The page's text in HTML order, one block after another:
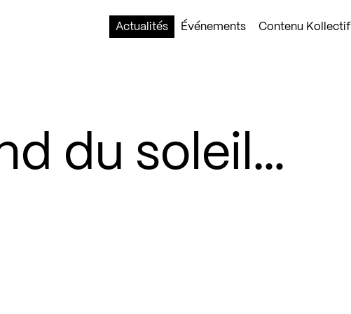
Actualités
Événements Contenu Kollectif
du soleil…